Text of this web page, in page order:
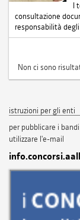
I
consultazione
responsabilità
Non ci sono
istruzioni per gli enti
per pubblicare i
utilizzare l'e-mail